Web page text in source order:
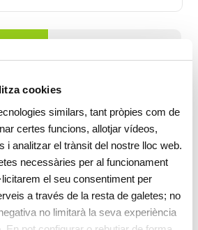
cookies
similars, tant pròpies com de
certes funcions, allotjar vídeos,
i analitzar el trànsit del nostre lloc web.
necessàries per al funcionament
el seu consentiment per
a través de la resta de galetes; no
no limitarà la seva experiència
de llum: experimentar a les
/
2017 0 Comments
a l’escola bres